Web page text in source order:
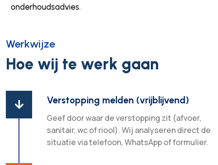
onderhoudsadvies.
Werkwijze
Hoe wij te werk gaan
 Verstopping melden (vrijblijvend)
Geef door waar de verstopping zit (afvoer,
sanitair, wc of riool). Wij analyseren direct de
situatie via telefoon, WhatsApp of formulier.